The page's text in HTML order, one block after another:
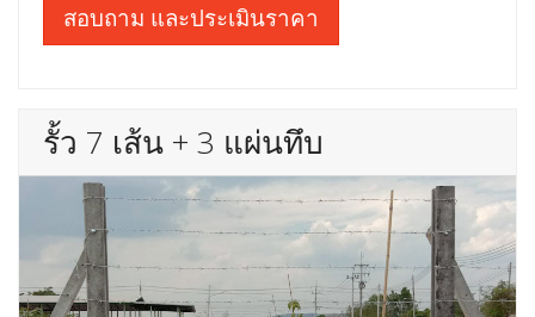
สอบถาม และประเมินราคา
รั้ว 7 เส้น + 3 แผ่นทึบ